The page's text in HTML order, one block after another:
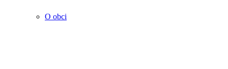
O obci